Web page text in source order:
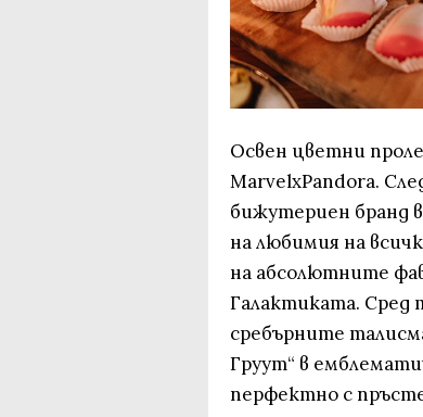
Освен цветни
MarvelxPandora.
бижутериен бранд
на любимия на
на абсолютните
Галактиката. Сред
сребърните
Груут“ в
перфектно с